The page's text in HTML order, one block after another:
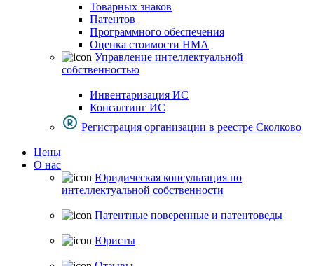
Товарных знаков
Патентов
Программного обеспечения
Оценка стоимости НМА
Управление интеллектуальной
собственностью
Инвентаризация ИС
Консалтинг ИС
Регистрация организации в реестре Сколково
Цены
О нас
Юридическая консультация по
интеллектуальной собственности
Патентные поверенные и патентоведы
Юристы